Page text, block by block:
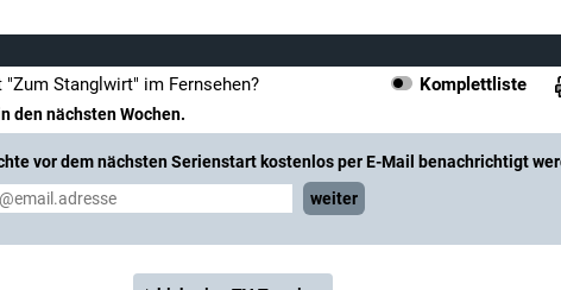
"Zum Stanglwirt" im Fernsehen? Komplettliste
den nächsten Wochen.
vor dem nächsten Serienstart kostenlos per E-Mail benachrichtigt
weiter